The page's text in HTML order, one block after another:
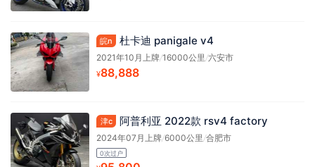
皖n 杜卡迪 panigale v4
2021年10月上牌/16000公里 /六安市
¥88,888
津c 阿普利亚 2022款 rsv4 factory
2024年07月上牌/6000公里 /合肥市
0次过户